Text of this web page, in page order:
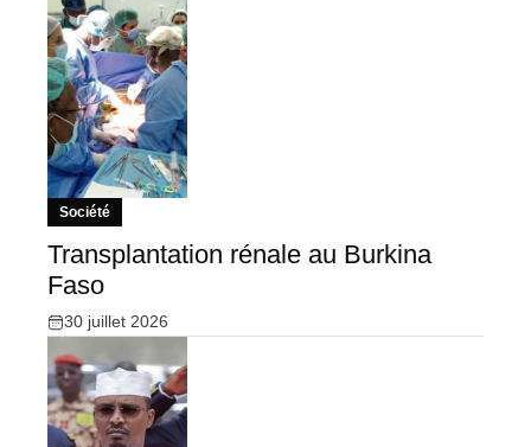
Société
Transplantation rénale au Burkina
Faso
30 juillet 2026